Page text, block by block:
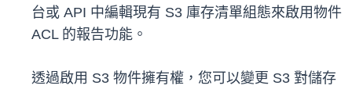
台或 API 中編輯現有 S3 庫存清單組態來啟用物件
ACL 的報告功能。
透過啟用 S3 物件擁有權，您可以變更 S3 對儲存